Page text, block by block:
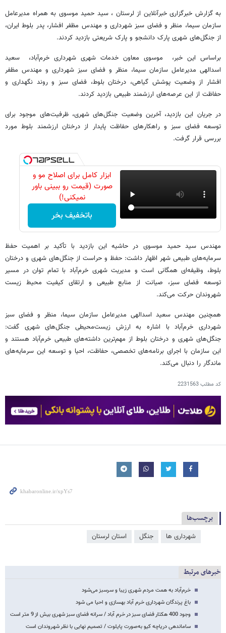
به گزارش خبرگزاری خبرآنلاین از لرستان ، سید حمید موسوی به همراه مدیرعامل
سازمان سیما، منظر و فضای سبز شهرداری و مهندس مظفر افشار، پدر بلوط ایران،
از جنگل‌های شهری پارک دانشجو و پارک شریعتی بازدید کردند.
براساس این خبر، موسوی معاون خدمات شهری شهرداری خرم‌آباد، سعید
اسدالهی مدیرعامل سازمان سیما، منظر و فضای سبز شهرداری و مهندس مظفر
افشار از وضعیت پوشش گیاهی، درختان بلوط، فضای سبز و روند نگهداری و
حفاظت از این عرصه‌های ارزشمند طبیعی بازدید کردند.
در جریان این بازدید، آخرین وضعیت جنگل‌های شهری، ظرفیت‌های موجود برای
توسعه فضای سبز و راهکارهای حفاظت پایدار از درختان ارزشمند بلوط مورد
بررسی قرار گرفت.
ابزار کامل برای اصلاح مو و
صورت (قیمت رو ببینی باور
نمیکنی!)
باتخفیف بخر
مهندس سید حمید موسوی در حاشیه این بازدید با تأکید بر اهمیت حفظ
سرمایه‌های طبیعی شهر اظهار داشت: حفظ و حراست از جنگل‌های شهری و درختان
بلوط، وظیفه‌ای همگانی است و مدیریت شهری خرم‌آباد با تمام توان در مسیر
توسعه فضای سبز، صیانت از منابع طبیعی و ارتقای کیفیت محیط زیست
شهروندان حرکت می‌کند.
همچنین مهندس سعید اسدالهی مدیرعامل سازمان سیما، منظر و فضای سبز
شهرداری خرم‌آباد با اشاره به ارزش زیست‌محیطی جنگل‌های شهری گفت:
جنگل‌های شهری و درختان بلوط از مهم‌ترین داشته‌های طبیعی خرم‌آباد هستند و
این سازمان با اجرای برنامه‌های تخصصی، حفاظت، احیا و توسعه این سرمایه‌های
ماندگار را دنبال می‌کند.
کد مطلب2231563
برچسب‌ها
شهرداری ها جنگل استان لرستان
خبرهای مرتبط
خرم‌آباد به همت مردم شهری زیبا و سرسبز می‌شود
باغ پرندگان شهرداری خرم آباد بهسازی و احیا می شود
وجود 400 هکتار فضای سبز در خرم آباد / سرانه فضای سبز شهری بیش از 9 متر است
ساماندهی دریاچه کیو به‌صورت پایلوت / تصمیم نهایی با نظر شهروندان است